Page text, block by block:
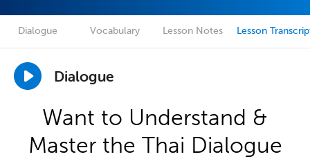
Dialogue Vocabulary Lesson Notes Lesson
Dialogue
Want to Understand &
Master the Thai Dialogue